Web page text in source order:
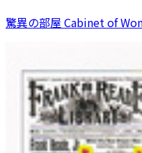
驚異の部屋 Cabinet of